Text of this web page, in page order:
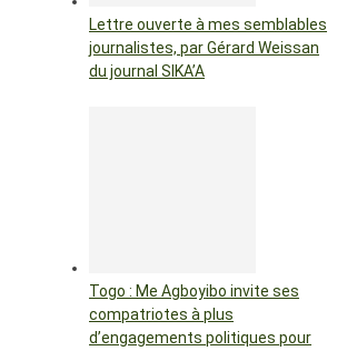
Lettre ouverte à mes semblables
journalistes, par Gérard Weissan
du journal SIKA’A
Togo : Me Agboyibo invite ses
compatriotes à plus
d’engagements politiques pour